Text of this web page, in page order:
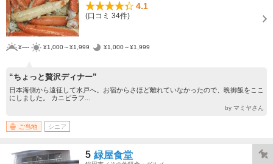
4.1
(口コミ 34件)
¥---- ¥1,000～¥1,999 ¥1,000～¥1,999
“ちょっと贅沢ディナー”
日本海側から遠征して水戸へ。お宿からさほど離れていなかったので、晩御飯をここ
にしました。 カニピラフ...
by マミヤさん
ご当地 シニア
5 緑屋食堂